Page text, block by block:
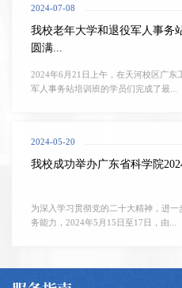
2024-07-08
我校老年大学和退役军人事务
圆满...
2024年6月21日上午，在天河校区广
军人事务站培训班的学员们完成了最...
2024-05-20
我校成功举办广东省科学院
为深入学习贯彻党的二十大精神，进
务能力，2024年5月15日至17日，由...